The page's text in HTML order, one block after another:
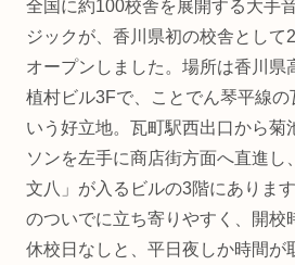
全国に約100校舎を展開する大手
ジックが、香川県初の校舎として
オープンしました。場所は香川県
植村ビル3Fで、ことでん琴平線の
いう好立地。瓦町駅西出口から菊
ソンを左手に商店街方面へ直進し
文八」が入るビルの3階にありま
のついでに立ち寄りやすく、開校
休校日なしと、平日夜しか時間が